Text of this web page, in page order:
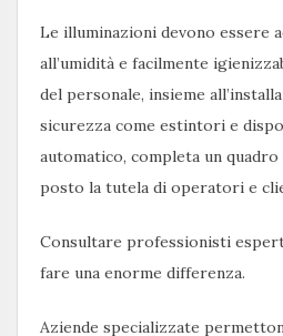
Le illuminazioni devono essere
all’umidità e facilmente
del personale, insieme
sicurezza come estintori e
automatico, completa un
posto la tutela di operatori e
Consultare professionisti
fare una enorme differenza.
Aziende specializzate